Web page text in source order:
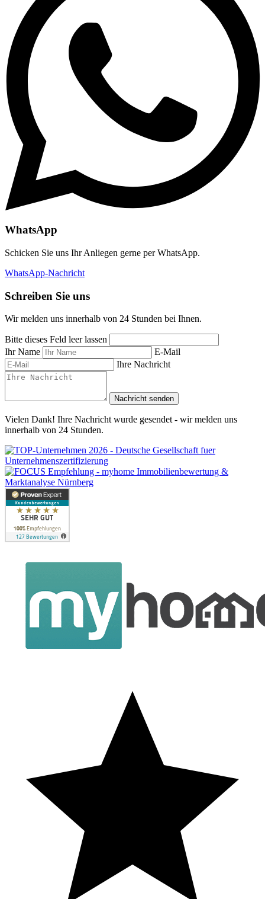
WhatsApp
Schicken Sie uns Ihr Anliegen gerne per WhatsApp.
WhatsApp-Nachricht
Schreiben Sie uns
Wir melden uns innerhalb von 24 Stunden bei Ihnen.
Bitte dieses Feld leer lassen
Ihr Name
E-Mail
Ihre Nachricht
Nachricht senden
Vielen Dank! Ihre Nachricht wurde gesendet - wir melden uns
innerhalb von 24 Stunden.